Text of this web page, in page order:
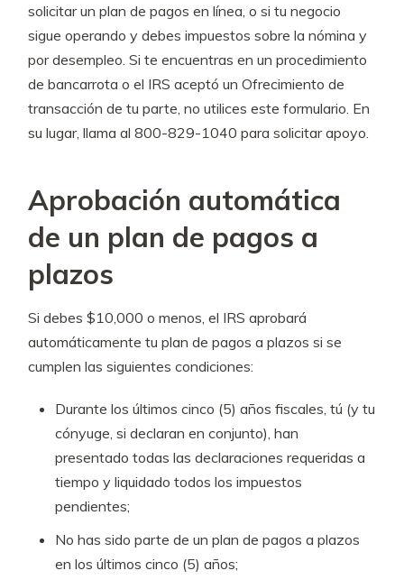
solicitar un plan de pagos en línea, o si tu negocio
sigue operando y debes impuestos sobre la nómina y
por desempleo. Si te encuentras en un procedimiento
de bancarrota o el IRS aceptó un Ofrecimiento de
transacción de tu parte, no utilices este formulario. En
su lugar, llama al 800-829-1040 para solicitar apoyo.
Aprobación automática
de un plan de pagos a
plazos
Si debes $10,000 o menos, el IRS aprobará
automáticamente tu plan de pagos a plazos si se
cumplen las siguientes condiciones:
Durante los últimos cinco (5) años fiscales, tú (y tu
cónyuge, si declaran en conjunto), han
presentado todas las declaraciones requeridas a
tiempo y liquidado todos los impuestos
pendientes;
No has sido parte de un plan de pagos a plazos
en los últimos cinco (5) años;